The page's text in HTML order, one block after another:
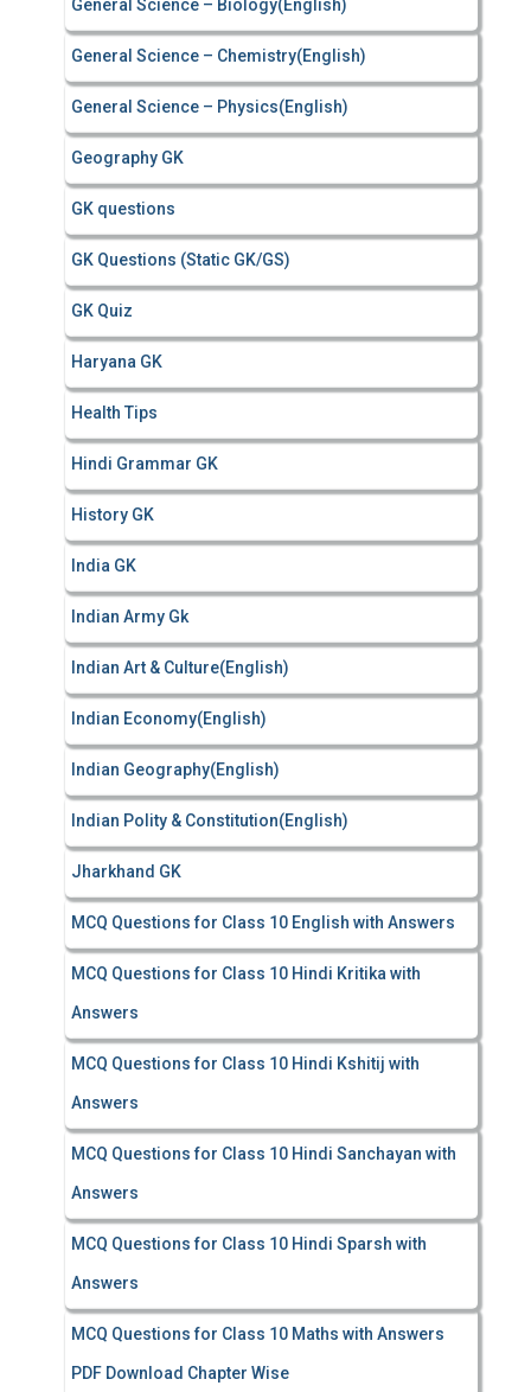
General Science – Biology(English)
General Science – Chemistry(English)
General Science – Physics(English)
Geography GK
GK questions
GK Questions (Static GK/GS)
GK Quiz
Haryana GK
Health Tips
Hindi Grammar GK
History GK
India GK
Indian Army Gk
Indian Art & Culture(English)
Indian Economy(English)
Indian Geography(English)
Indian Polity & Constitution(English)
Jharkhand GK
MCQ Questions for Class 10 English with Answers
MCQ Questions for Class 10 Hindi Kritika with
Answers
MCQ Questions for Class 10 Hindi Kshitij with
Answers
MCQ Questions for Class 10 Hindi Sanchayan with
Answers
MCQ Questions for Class 10 Hindi Sparsh with
Answers
MCQ Questions for Class 10 Maths with Answers
PDF Download Chapter Wise